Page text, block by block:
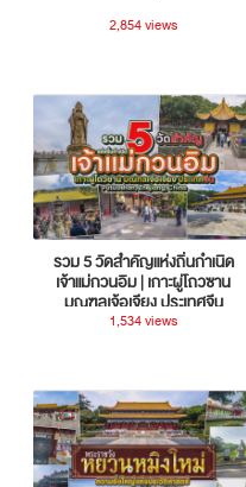
2,854 views
รวม 5 วัดสำคัญแห่งถิ่นกำเนิด
เจ้าแม่กวนอิม | เกาะผู่โถวซาน
มณฑลเจ้อเจียง ประเทศจีน
1,534 views